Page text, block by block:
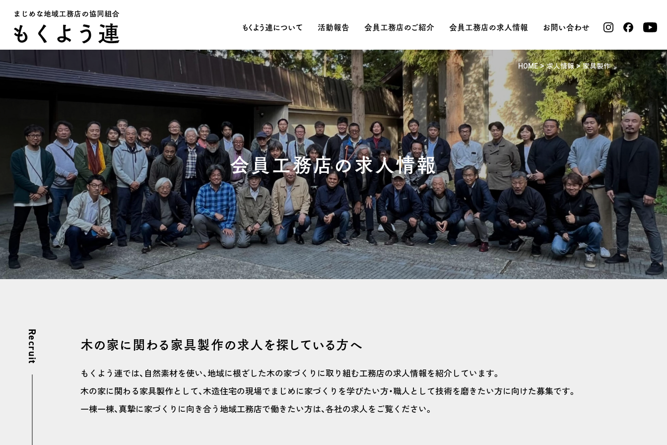
もくよう連について 活動報告 会員工務店のご紹介 会員工務店の求人情報 お問い合わせ
会員工務店の求人情報
HOME>求人情報>家具製作
Recruit 木の家に関わる家具製作の求人を探している方へ
もくよう連では、自然素材を使い、地域に根ざした木の家づくりに取り組む工務店の求人情報を紹介しています。
木の家に関わる家具製作として、木造住宅の現場でまじめに家づくりを学びたい方・職人として技術を磨きたい方に向けた募集です。
一棟一棟、真摯に家づくりに向き合う地域工務店で働きたい方は、各社の求人をご覧ください。